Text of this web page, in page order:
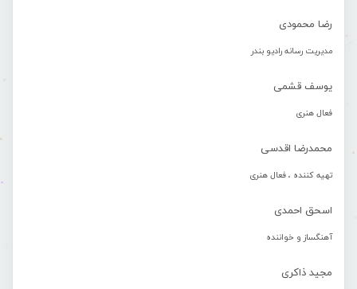
رضا محمودی
مدیریت رسانه رادیو بندر
یوسف قشمی
فعال هنری
محمدرضا اقدسی
تهیه کننده ، فعال هنری
اسحق احمدی
آهنگساز و خواننده
مجید ذاکری